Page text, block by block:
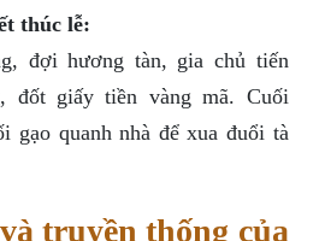
thúc lễ:
đợi hương tàn, gia chủ tiến
đốt giấy tiền vàng mã. Cuối
gạo quanh nhà để xua đuổi tà
truyền thống của